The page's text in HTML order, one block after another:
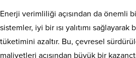
Enerji verimliliği açısından da önemli
sistemler, iyi bir ısı yalıtımı sağlayarak
tüketimini azaltır. Bu, çevresel
maliyetleri açısından büyük bir